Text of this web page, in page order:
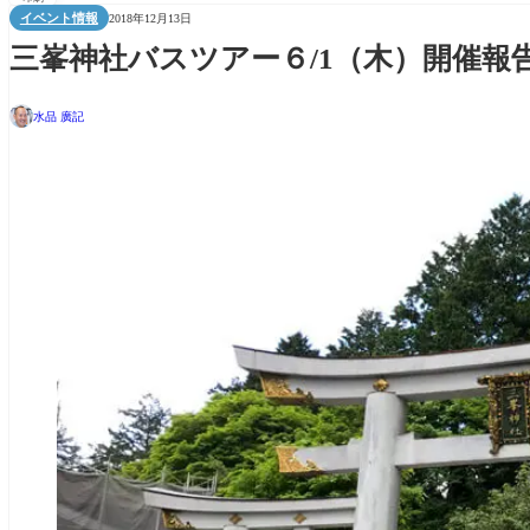
イベント情報 2018年12月13日
三峯神社バスツアー６/1（木）開催報
水品 廣記